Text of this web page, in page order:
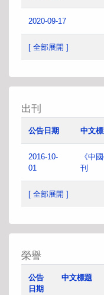
2020-09-17
[ 全部展開 ]
出刊
公告日期 中文
2016-10-
01
《中
刊
[ 全部展開 ]
榮譽
公告
日期
中文標題